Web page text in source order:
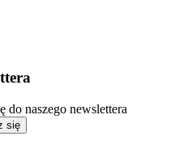
do naszego newslettera
się